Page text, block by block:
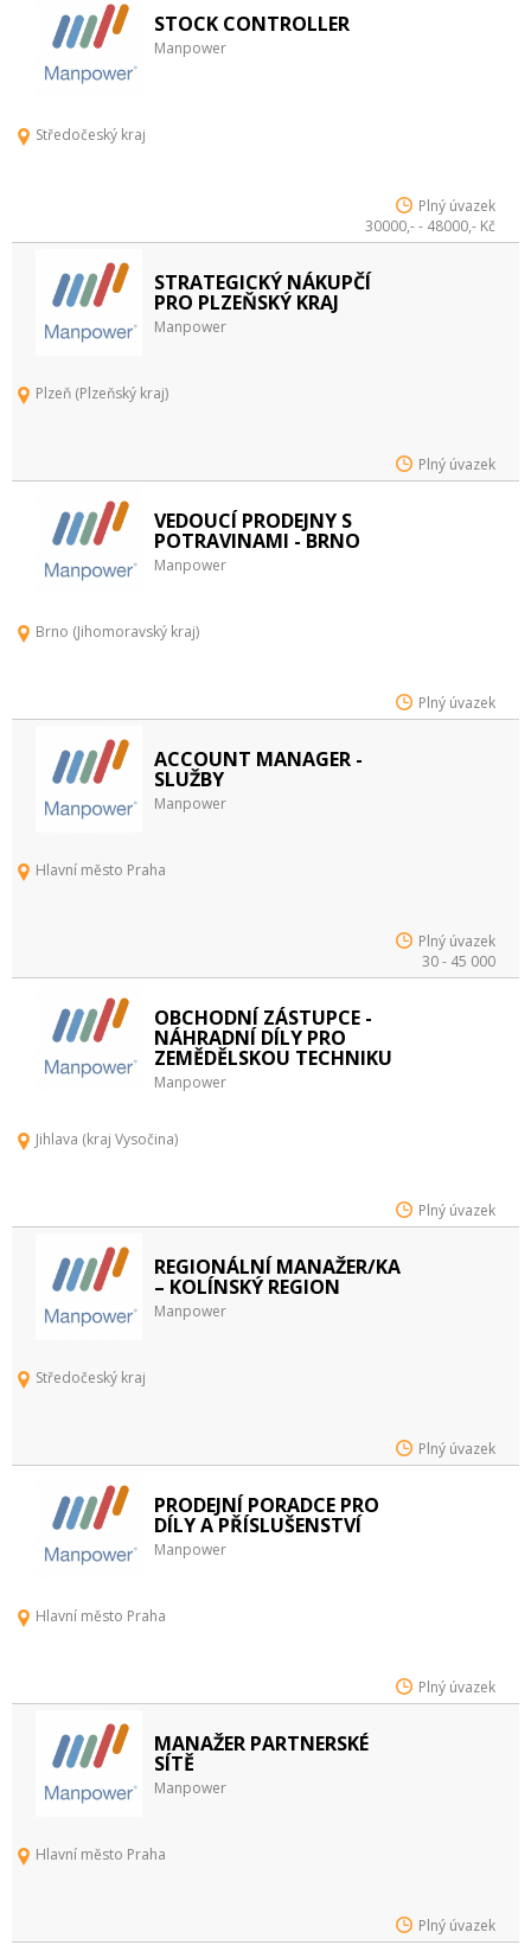
STOCK CONTROLLER
Manpower
Středočeský kraj
Plný úvazek
30000,- - 48000,- Kč
STRATEGICKÝ NÁKUPČÍ
PRO PLZEŇSKÝ KRAJ
Manpower
Plzeň (Plzeňský kraj)
Plný úvazek
VEDOUCÍ PRODEJNY S
POTRAVINAMI - BRNO
Manpower
Brno (Jihomoravský kraj)
Plný úvazek
ACCOUNT MANAGER -
SLUŽBY
Manpower
Hlavní město Praha
Plný úvazek
30 - 45 000
OBCHODNÍ ZÁSTUPCE -
NÁHRADNÍ DÍLY PRO
ZEMĚDĚLSKOU TECHNIKU
Manpower
Jihlava (kraj Vysočina)
Plný úvazek
REGIONÁLNÍ MANAŽER/KA
– KOLÍNSKÝ REGION
Manpower
Středočeský kraj
Plný úvazek
PRODEJNÍ PORADCE PRO
DÍLY A PŘÍSLUŠENSTVÍ
Manpower
Hlavní město Praha
Plný úvazek
MANAŽER PARTNERSKÉ
SÍTĚ
Manpower
Hlavní město Praha
Plný úvazek